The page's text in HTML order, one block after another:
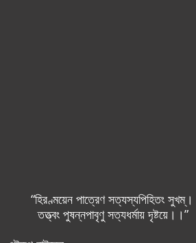
“হিরণ্ময়েন পাত্রেণ সত্যস্যপিহিতং সুখম্।
তত্ত্বং পুষন্নপাবৃণু সত্যধর্মায় দৃষ্টয়ে।।”